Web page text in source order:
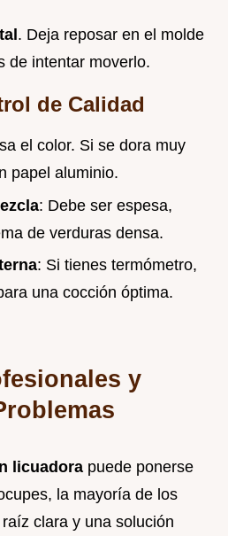
. Deja reposar en el molde
de intentar moverlo.
de Calidad
el color. Si se dora muy
papel aluminio.
: Debe ser espesa,
de verduras densa.
: Si tienes termómetro,
una cocción óptima.
y
licuadora puede ponerse
la mayoría de los
clara y una solución